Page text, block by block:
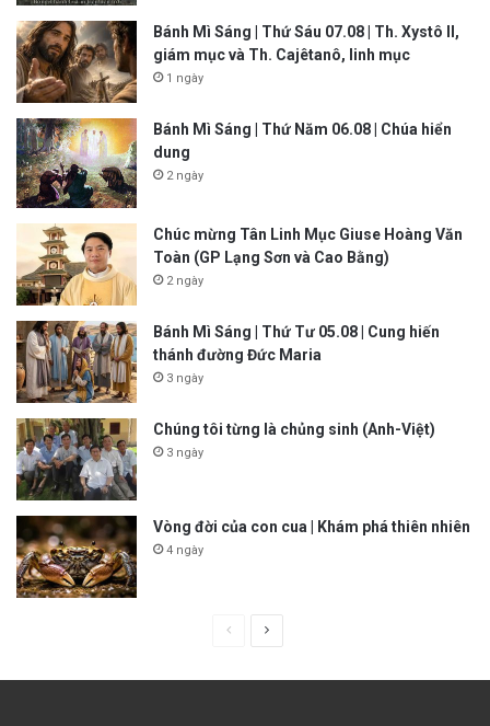
Bánh Mì Sáng | Thứ Sáu 07.08 | Th. Xystô II,
giám mục và Th. Cajêtanô, linh mục
1 ngày
Bánh Mì Sáng | Thứ Năm 06.08 | Chúa hiển
dung
2 ngày
Chúc mừng Tân Linh Mục Giuse Hoàng Văn
Toàn (GP Lạng Sơn và Cao Bằng)
2 ngày
Bánh Mì Sáng | Thứ Tư 05.08 | Cung hiến
thánh đường Đức Maria
3 ngày
Chúng tôi từng là chủng sinh (Anh-Việt)
3 ngày
Vòng đời của con cua | Khám phá thiên nhiên
4 ngày